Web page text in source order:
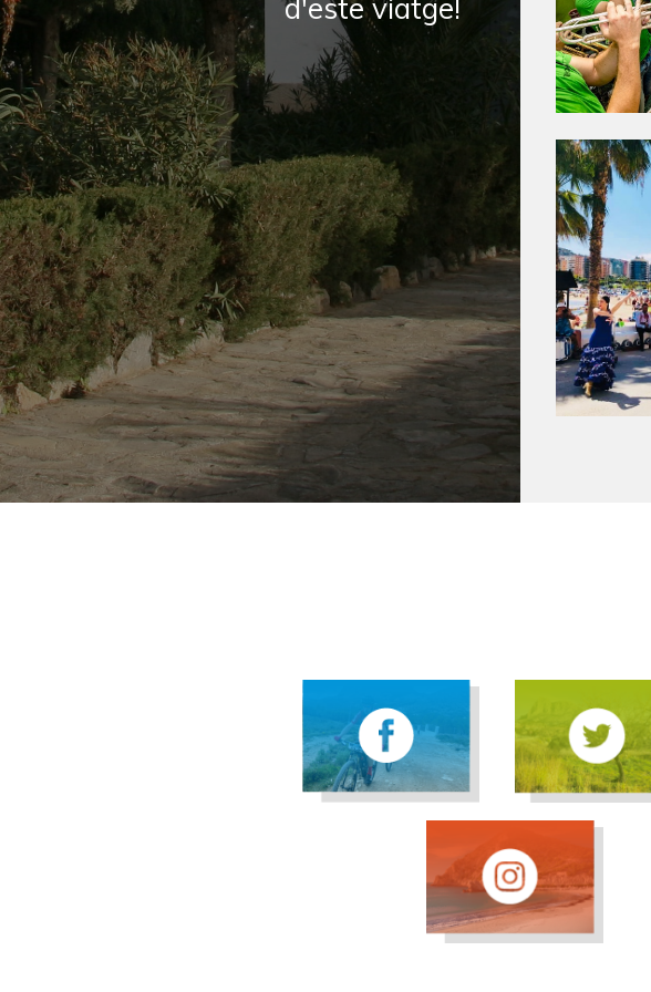
d'este viatge!